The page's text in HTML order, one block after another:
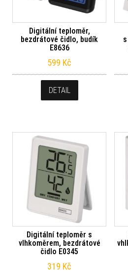
Digitální teploměr,
bezdrátové čidlo, budík
E8636
599 Kč
DETAIL
Digitální teploměr s
vlhkoměrem, bezdrátové
čidlo E0345
319 Kč